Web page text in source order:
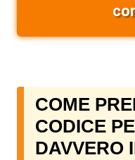
COME
CODICE
DAVVERO